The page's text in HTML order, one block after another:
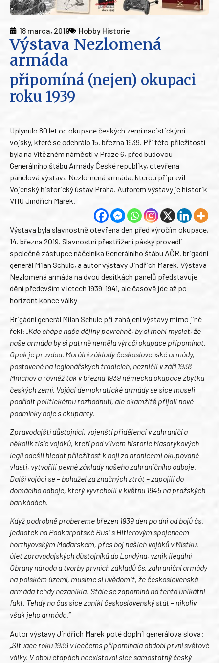
18 marca, 2019 Hobby Historie
Výstava Nezlomená
armáda
připomíná (nejen) okupaci
roku 1939
Uplynulo 80 let od okupace českých zemí nacistickými
vojsky, které se odehrálo 15. března 1939. Při této příležitosti
byla na Vítězném náměstí v Praze 6, před budovou
Generálního štábu Armády České republiky, otevřena
panelová výstava Nezlomená armáda, kterou připravil
Vojenský historický ústav Praha. Autorem výstavy je historik
VHÚ Jindřich Marek.
Výstava byla slavnostně otevřena den před výročím okupace,
14. března 2019. Slavnostní přestřižení pásky provedli
společně zástupce náčelníka Generálního štábu AČR, brigádní
generál Milan Schulc, a autor výstavy Jindřich Marek. Výstava
Nezlomená armáda na dvou desítkách panelů představuje
dění především v letech 1939-1941, ale časově jde až po
horizont konce války
Brigádní generál Milan Schulc při zahájení výstavy mimo jiné
řekl: „Kdo chápe naše dějiny povrchně, by si mohl myslet, že
naše armáda by si patrně neměla výročí okupace připomínat.
Opak je pravdou. Morální základy československé armády,
postavené na legionářských tradicích, nezničil v září 1938
Mnichov a rovněž tak v březnu 1939 německá okupace zbytku
českých zemí. Vojáci demokratické armády se sice museli
podřídit politickému rozhodnutí, ale okamžitě přijali nové
podmínky boje s okupanty.
Zpravodajští důstojníci, vojenští přidělenci v zahraničí a
několik tisíc vojáků, kteří pod vlivem historie Masarykových
legií odešli hledat příležitost k boji za hranicemi okupované
vlasti, vytvořili pevné základy našeho zahraničního odboje.
Další vojáci se – bohužel za značných ztrát – zapojili do
domácího odboje, který vyvrcholil v květnu 1945 na pražských
barikádách.
Když podrobně probereme březen 1939 den po dni od bojů čs.
jednotek na Podkarpatské Rusi s Hitlerovým spojencem
horthyovským Maďarskem, přes boj našich vojáků v Místku,
úlet zpravodajských důstojníků do Londýna, vznik ilegální
Obrany národa a tvorby prvních základů čs. zahraniční armády
na polském území, musíme si uvědomit, že československá
armáda tehdy nezanikla! Stále se zapomíná na tento unikátní
fakt. Tehdy na čas sice zanikl československý stát – nikoliv
však jeho armáda.“
Autor výstavy Jindřich Marek poté doplnil generálova slova:
„Situace roku 1939 v lecčems připomínala období první světové
války. V obou etapách neexistoval sice samostatný český-